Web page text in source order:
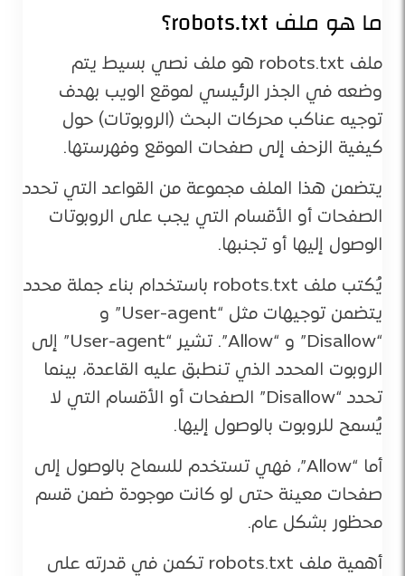
ما هو ملف robots.txt؟
ملف robots.txt هو ملف نصي بسيط يتم
وضعه في الجذر الرئيسي لموقع الويب بهدف
توجيه عناكب محركات البحث (الروبوتات) حول
كيفية الزحف إلى صفحات الموقع وفهرستها.
يتضمن هذا الملف مجموعة من القواعد التي تحدد
الصفحات أو الأقسام التي يجب على الروبوتات
الوصول إليها أو تجنبها.
يُكتب ملف robots.txt باستخدام بناء جملة محدد
يتضمن توجيهات مثل “User-agent” و
“Disallow” و “Allow”. تشير “User-agent” إلى
الروبوت المحدد الذي تنطبق عليه القاعدة، بينما
تحدد “Disallow” الصفحات أو الأقسام التي لا
يُسمح للروبوت بالوصول إليها.
أما “Allow”، فهي تستخدم للسماح بالوصول إلى
صفحات معينة حتى لو كانت موجودة ضمن قسم
محظور بشكل عام.
أهمية ملف robots.txt تكمن في قدرته على